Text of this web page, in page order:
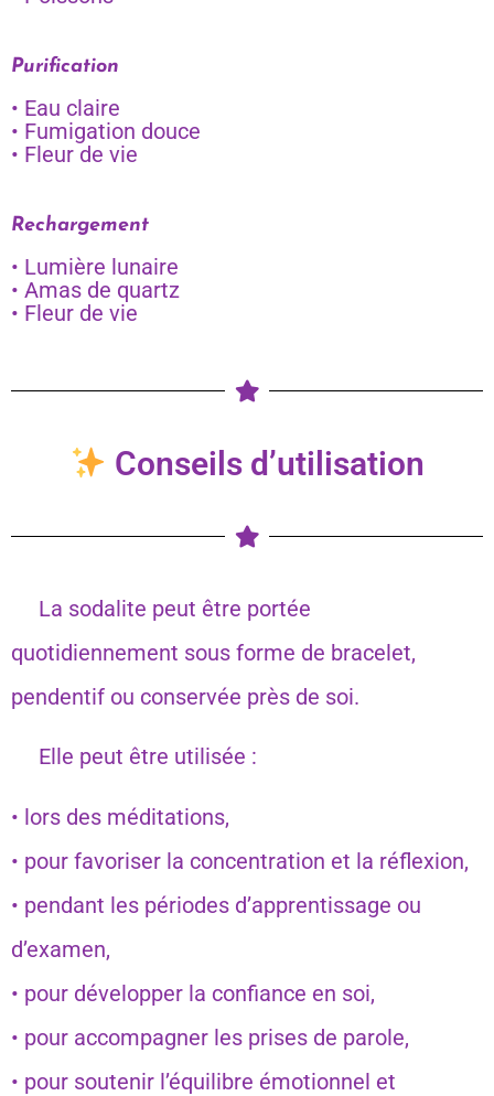
Purification
• Eau claire
• Fumigation douce
• Fleur de vie
Rechargement
• Lumière lunaire
• Amas de quartz
• Fleur de vie
Conseils d’utilisation
La sodalite peut être portée
quotidiennement sous forme de bracelet,
pendentif ou conservée près de soi.
Elle peut être utilisée :
• lors des méditations,
• pour favoriser la concentration et la réflexion,
• pendant les périodes d’apprentissage ou
d’examen,
• pour développer la confiance en soi,
• pour accompagner les prises de parole,
• pour soutenir l’équilibre émotionnel et